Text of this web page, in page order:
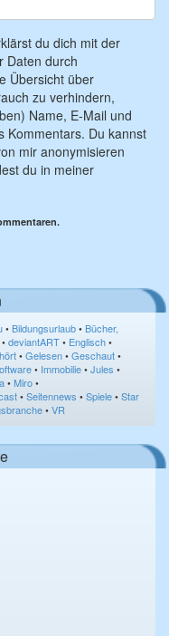
du dich mit der
Daten durch
Übersicht über
zu verhindern,
Name, E-Mail und
Kommentars. Du kannst
mir anonymisieren
du in meiner
•Bildungsurlaub•Bücher,
•deviantART• Englisch•
•Gelesen•Geschaut•
• Immobilie•Jules •
•Miro•
•Seitennews •Spiele•Star
•VR